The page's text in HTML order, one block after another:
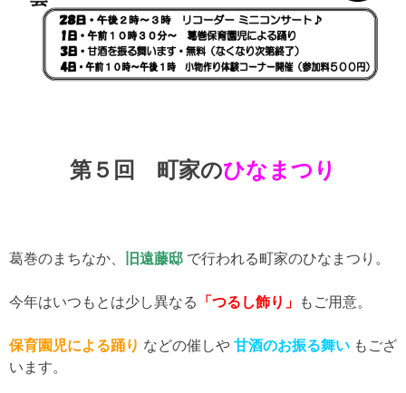
第５回 町家のひなまつり
葛巻のまちなか、 旧遠藤邸 で行われる町家のひなまつり。
今年はいつもとは少し異なる 「つるし飾り」 もご用意。
保育園児による踊り などの催しや 甘酒のお振る舞い もござ
います。